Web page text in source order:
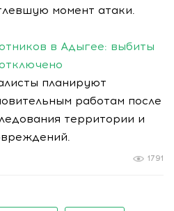
момент атаки.
в Адыгее: выбиты
планируют
работам после
территории и
1791